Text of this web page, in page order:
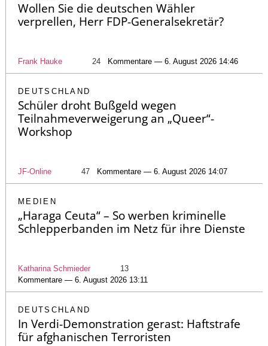
Wollen Sie die deutschen Wähler
verprellen, Herr FDP-Generalsekretär?
Frank Hauke 24 Kommentare — 6. August 2026 14:46
DEUTSCHLAND
Schüler droht Bußgeld wegen
Teilnahmeverweigerung an „Queer“-
Workshop
JF-Online 47 Kommentare — 6. August 2026 14:07
MEDIEN
„Haraga Ceuta“ – So werben kriminelle
Schlepperbanden im Netz für ihre Dienste
Katharina Schmieder
13
Kommentare — 6. August 2026 13:11
DEUTSCHLAND
In Verdi-Demonstration gerast: Haftstrafe
für afghanischen Terroristen